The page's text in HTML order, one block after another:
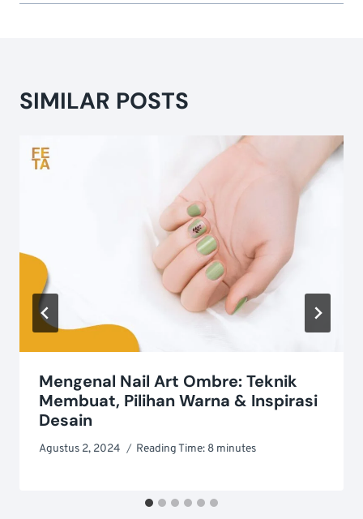
SIMILAR POSTS
Mengenal Nail Art Ombre: Teknik
Membuat, Pilihan Warna & Inspirasi
Desain
Agustus 2, 2024 Reading Time: 8 minutes